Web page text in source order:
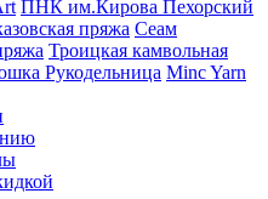
ПНК им.Кирова Пехорский
пряжа Сеам
Троицкая камвольная
Рукодельница Minc Yarn